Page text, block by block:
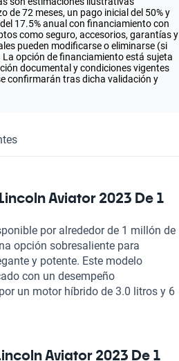
de 72 meses, un pago inicial del 50% y
17.5% anual con financiamiento con
como seguro, accesorios, garantías y
pueden modificarse o eliminarse (si
opción de financiamiento está sujeta
documental y condiciones vigentes
confirmarán tras dicha validación y
Aviator 2023 De 1
por alrededor de 1 millón de
opción sobresaliente para
y potente. Este modelo
con un desempeño
un motor híbrido de 3.0 litros y 6
caballos de fuerza. Su interior
para familias o quienes
Aviator 2023 De 1